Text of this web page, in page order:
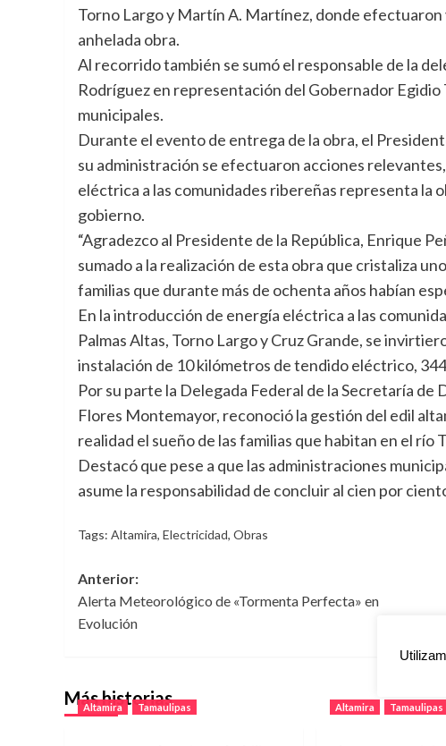
Torno Largo y Martín A. Martínez, donde
anhelada obra.
Al recorrido también se sumó el responsable de la
Rodríguez en representación del Gobernador
municipales.
Durante el evento de entrega de la obra, el
su administración se efectuaron acciones
eléctrica a las comunidades ribereñas representa la
gobierno.
“Agradezco al Presidente de la República, Enrique
sumado a la realización de esta obra que cristaliza
familias que durante más de ochenta años habían
En la introducción de energía eléctrica a las
Palmas Altas, Torno Largo y Cruz Grande, se
instalación de 10 kilómetros de tendido eléctrico,
Por su parte la Delegada Federal de la Secretaría
Flores Montemayor, reconoció la gestión del edil
realidad el sueño de las familias que habitan en el río
Destacó que pese a que las administraciones
asume la responsabilidad de concluir al cien por
Tags: Altamira, Electricidad, Obras
Navegación
de
entradas
Anterior:
Alerta Meteorológico de «Tormenta Perfecta» en
Evolución
Más historias
Altamira Tamaulipas Altamira Tamaulipas